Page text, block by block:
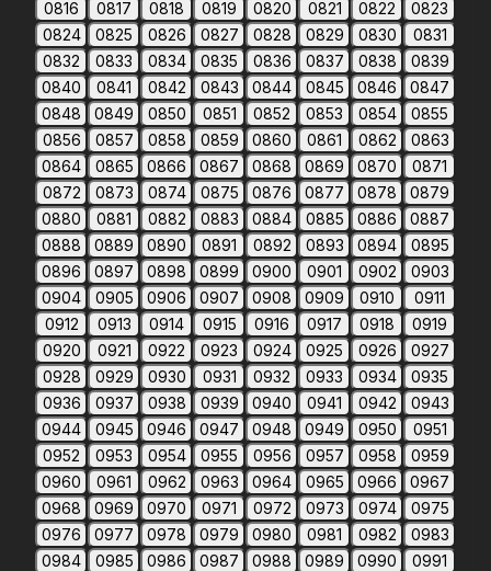
0816
0817 0818 0819 0820 0821 0822
0823
0824
0825 0826 0827 0828 0829 0830
0831
0832
0833 0834 0835 0836 0837 0838
0839
0840
0841 0842 0843 0844 0845 0846
0847
0848
0849 0850 0851 0852 0853 0854
0855
0856
0857 0858 0859 0860 0861 0862
0863
0864
0865 0866 0867 0868 0869 0870
0871
0872
0873 0874 0875 0876 0877 0878
0879
0880
0881 0882 0883 0884 0885 0886
0887
0888
0889 0890 0891 0892 0893 0894
0895
0896
0897 0898 0899 0900 0901 0902
0903
0904
0905 0906 0907 0908 0909 0910
0911
0912
0913 0914 0915 0916 0917 0918
0919
0920
0921 0922 0923 0924 0925 0926
0927
0928
0929 0930 0931 0932 0933 0934
0935
0936
0937 0938 0939 0940 0941 0942
0943
0944
0945 0946 0947 0948 0949 0950
0951
0952
0953 0954 0955 0956 0957 0958
0959
0960
0961 0962 0963 0964 0965 0966
0967
0968
0969 0970 0971 0972 0973 0974
0975
0976
0977 0978 0979 0980 0981 0982
0983
0984
0985 0986 0987 0988 0989 0990
0991